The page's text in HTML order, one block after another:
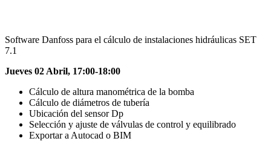
Software Danfoss para el cálculo de instalaciones hidráulicas SET
7.1
Jueves 02 Abril, 17:00-18:00
Cálculo de altura manométrica de la bomba
Cálculo de diámetros de tubería
Ubicación del sensor Dp
Selección y ajuste de válvulas de control y equilibrado
Exportar a Autocad o BIM